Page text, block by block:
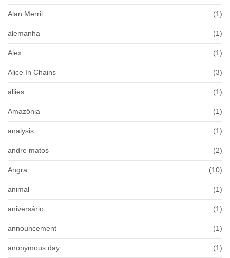
Alan Merril (1)
alemanha (1)
Alex (1)
Alice In Chains (3)
allies (1)
Amazônia (1)
analysis (1)
andre matos (2)
Angra (10)
animal (1)
aniversário (1)
announcement (1)
anonymous day (1)